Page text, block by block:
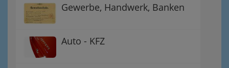
Gewerbe, Handwerk, Banken
Auto - KFZ